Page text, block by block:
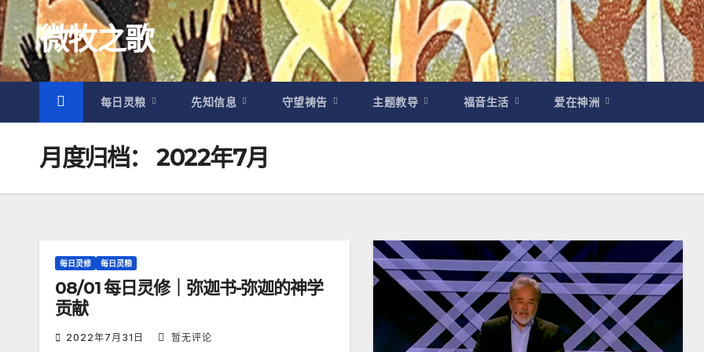
跳
至
内
容
微牧之歌
每日灵粮 先知信息 守望祷告 主题教导 福音生活 爱在神洲
月度归档： 2022年7月
每日灵修 每日灵粮
08/01 每日灵修｜弥迦书-弥迦的神学
贡献
2022年7月31日 暂无评论